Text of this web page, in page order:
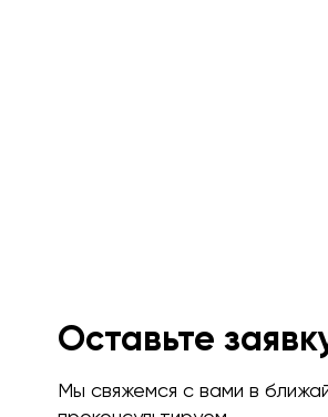
Оставьте
Мы свяжемся с вами в